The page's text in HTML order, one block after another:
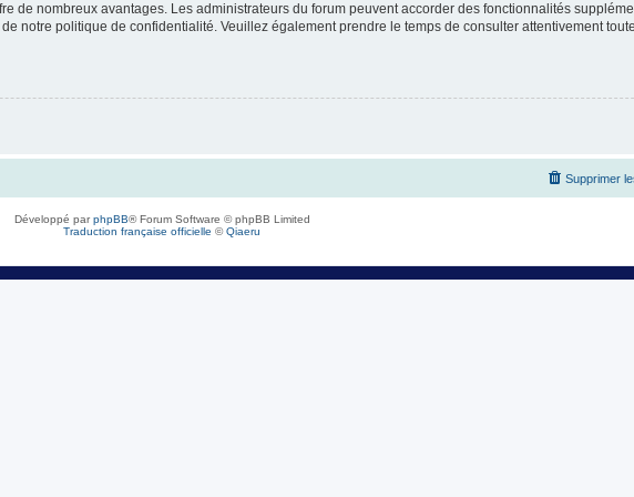
de nombreux avantages. Les administrateurs du forum peuvent accorder des fonctionnalités
notre politique de confidentialité. Veuillez également prendre le temps de consulter attentivement
Supprimer
Développé parphpBB® Forum Software © phpBB Limited
Traduction française officielle ©Qiaeru